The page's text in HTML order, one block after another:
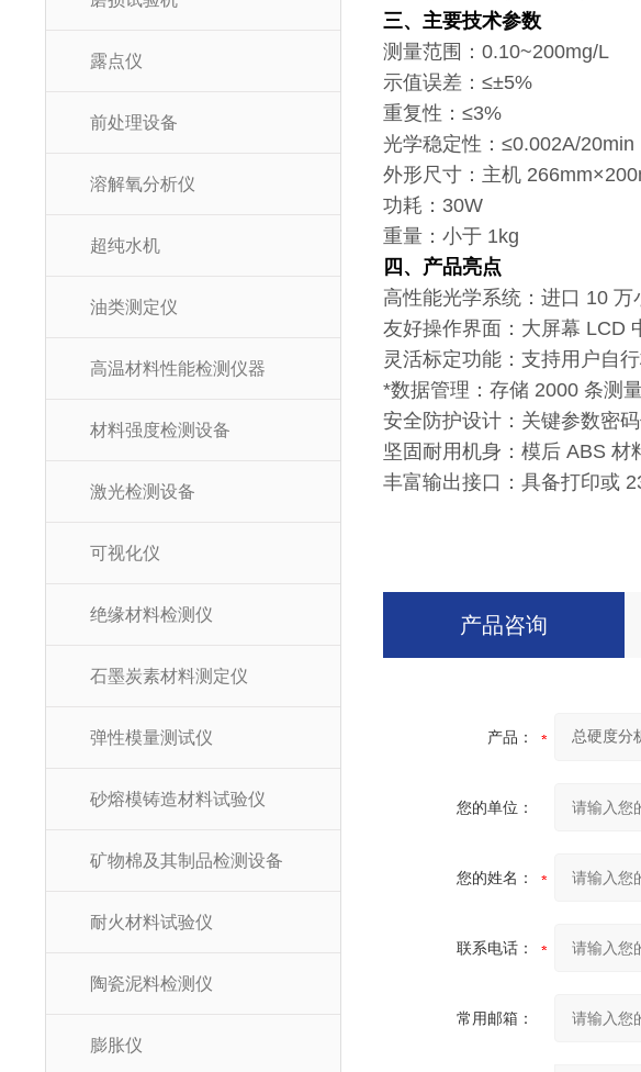
三、主要技术参数
测量范围：0.10~200mg/L
示值误差：≤±5%
重复性：≤3%
光学稳定性：≤0.002A/20min
外形尺寸：主机
功耗：30W
重量：小于 1kg
四、产品亮点
高性能光学系统：进口 10
友好操作界面：大屏幕 LCD
灵活标定功能：支持用户自
*数据管理：存储 2000 条测
安全防护设计：关键参数密
坚固耐用机身：模后 ABS
丰富输出接口：具备打印或
产品咨询
产品：
您的单位：
您的姓名：
联系电话：
常用邮箱：
露点仪
前处理设备
溶解氧分析仪
超纯水机
油类测定仪
高温材料性能检测仪器
材料强度检测设备
激光检测设备
可视化仪
绝缘材料检测仪
石墨炭素材料测定仪
弹性模量测试仪
砂熔模铸造材料试验仪
矿物棉及其制品检测设备
耐火材料试验仪
陶瓷泥料检测仪
膨胀仪